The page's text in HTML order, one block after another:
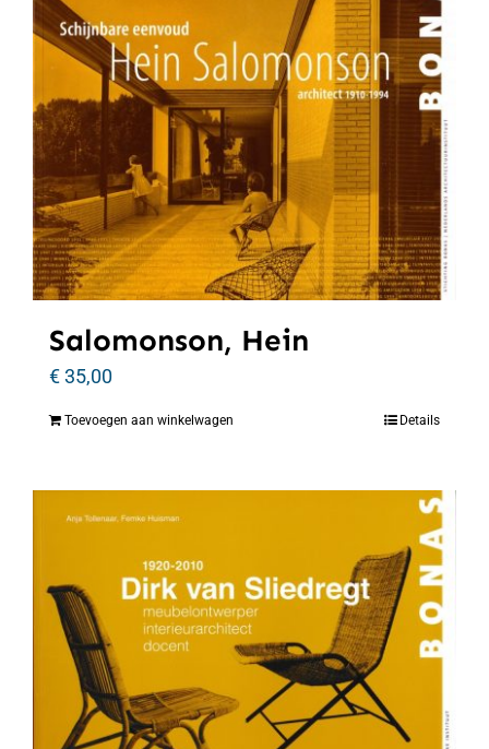
Salomonson, Hein
€35,00
Toevoegen aan winkelwagen Details